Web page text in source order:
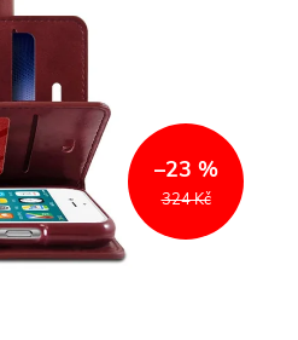
324 Kč
–23 %